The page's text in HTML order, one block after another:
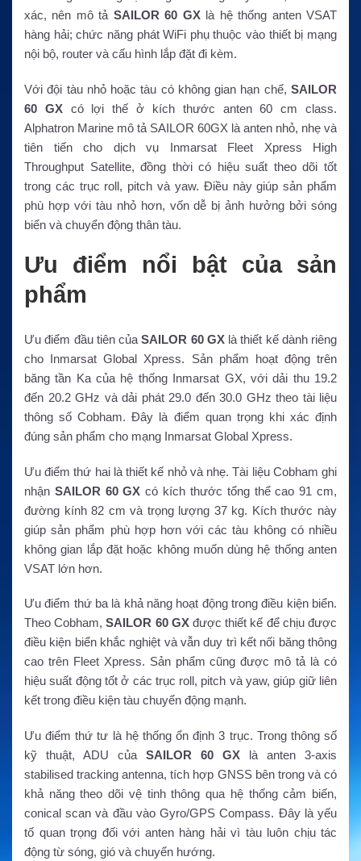
xác, nên mô tả SAILOR 60 GXlà hệ thống anten VSAT
hàng hải; chức năng phát WiFi phụ thuộc vào thiết bị mạng
nội bộ, router và cấu hình lắp đặt đi kèm.
Với đội tàu nhỏ hoặc tàu có không gian hạn chế, SAILOR
60 GXcó lợi thế ở kích thước anten 60 cm class.
Alphatron Marine mô tả SAILOR 60GX là anten nhỏ, nhẹ và
tiên tiến cho dịch vụ Inmarsat Fleet Xpress High
Throughput Satellite, đồng thời có hiệu suất theo dõi tốt
trong các trục roll, pitch và yaw. Điều này giúp sản phẩm
phù hợp với tàu nhỏ hơn, vốn dễ bị ảnh hưởng bởi sóng
biển và chuyển động thân tàu.
Ưu điểm nổi bật của sản
phẩm
Ưu điểm đầu tiên củaSAILOR 60 GXlà thiết kế dành riêng
cho Inmarsat Global Xpress. Sản phẩm hoạt động trên
băng tần Ka của hệ thống Inmarsat GX, với dải thu 19.2
đến 20.2 GHz và dải phát 29.0 đến 30.0 GHz theo tài liệu
thông số Cobham. Đây là điểm quan trọng khi xác định
đúng sản phẩm cho mạng Inmarsat Global Xpress.
Ưu điểm thứ hai là thiết kế nhỏ và nhẹ. Tài liệu Cobham ghi
nhận SAILOR 60 GX có kích thước tổng thể cao 91 cm,
đường kính 82 cm và trọng lượng 37 kg. Kích thước này
giúp sản phẩm phù hợp hơn với các tàu không có nhiều
không gian lắp đặt hoặc không muốn dùng hệ thống anten
VSAT lớn hơn.
Ưu điểm thứ ba là khả năng hoạt động trong điều kiện biển.
Theo Cobham,SAILOR 60 GXđược thiết kế để chịu được
điều kiện biển khắc nghiệt và vẫn duy trì kết nối băng thông
cao trên Fleet Xpress. Sản phẩm cũng được mô tả là có
hiệu suất động tốt ở các trục roll, pitch và yaw, giúp giữ liên
kết trong điều kiện tàu chuyển động mạnh.
Ưu điểm thứ tư là hệ thống ổn định 3 trục. Trong thông số
kỹ thuật, ADU của SAILOR 60 GX là anten 3-axis
stabilised tracking antenna, tích hợp GNSS bên trong và có
khả năng theo dõi vệ tinh thông qua hệ thống cảm biến,
conical scan và đầu vào Gyro/GPS Compass. Đây là yếu
tố quan trọng đối với anten hàng hải vì tàu luôn chịu tác
động từ sóng, gió và chuyển hướng.